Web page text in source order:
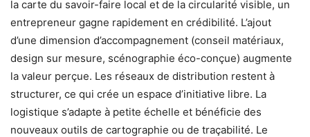
la carte du savoir-faire local et de la circularité visible, un
entrepreneur gagne rapidement en crédibilité. L’ajout
d’une dimension d’accompagnement (conseil matériaux,
design sur mesure, scénographie éco-conçue) augmente
la valeur perçue. Les réseaux de distribution restent à
structurer, ce qui crée un espace d’initiative libre. La
logistique s’adapte à petite échelle et bénéficie des
nouveaux outils de cartographie ou de traçabilité. Le